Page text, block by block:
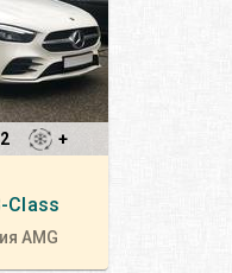
Class
AMG
2 +